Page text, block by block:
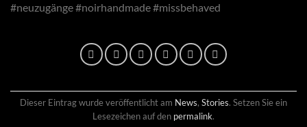
#neuzugänge #noirhandmade #missbehaved
Dieser Eintrag wurde veröffentlicht am News, Stories. Setzen Sie ein
Lesezeichen auf den permalink.